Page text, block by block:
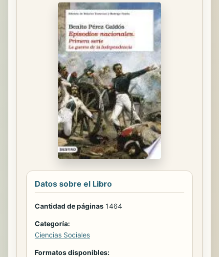
Datos sobre el Libro
Cantidad de páginas 1464
Categoría:
Ciencias Sociales
Formatos disponibles: